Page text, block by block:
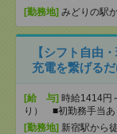
[勤務地] みどりの駅
【シフト自由
充電を繋げる
[給 与] 時給1414
り） ■初勤務手当
[勤務地] 新宿駅から